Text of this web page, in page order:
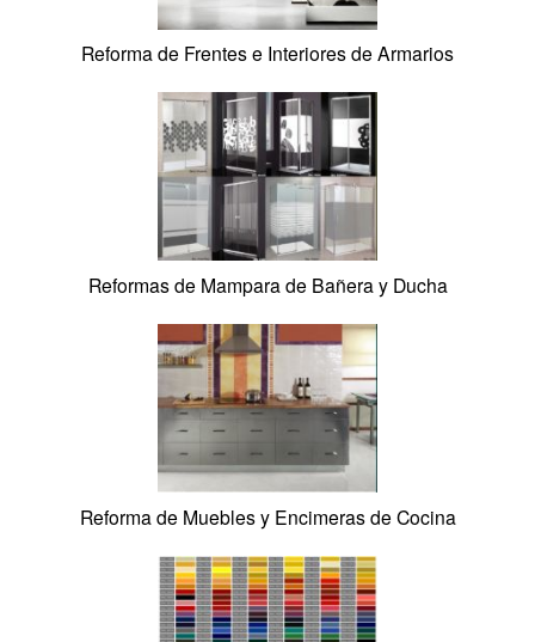
Reforma de Protección Contra Incendio
Reforma de Protección Contra Robo